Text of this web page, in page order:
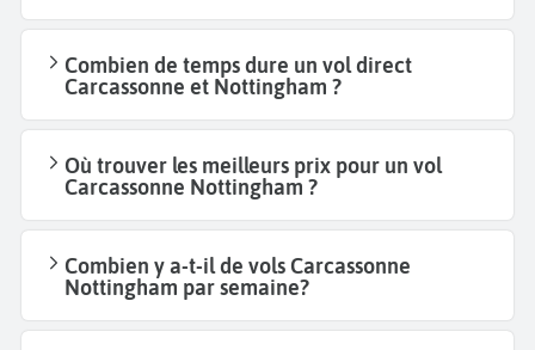
Combien de temps dure un vol direct
Carcassonne et Nottingham ?
Où trouver les meilleurs prix pour un vol
Carcassonne Nottingham ?
Combien y a-t-il de vols Carcassonne
Nottingham par semaine?